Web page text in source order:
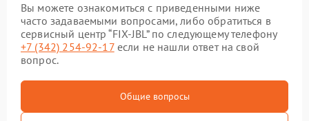
Вы можете ознакомиться с приведенными ниже
часто задаваемыми вопросами, либо обратиться в
сервисный центр “FIX-JBL” по следующему телефону
+7 (342) 254-92-17если не нашли ответ на свой
вопрос.
Общие вопросы